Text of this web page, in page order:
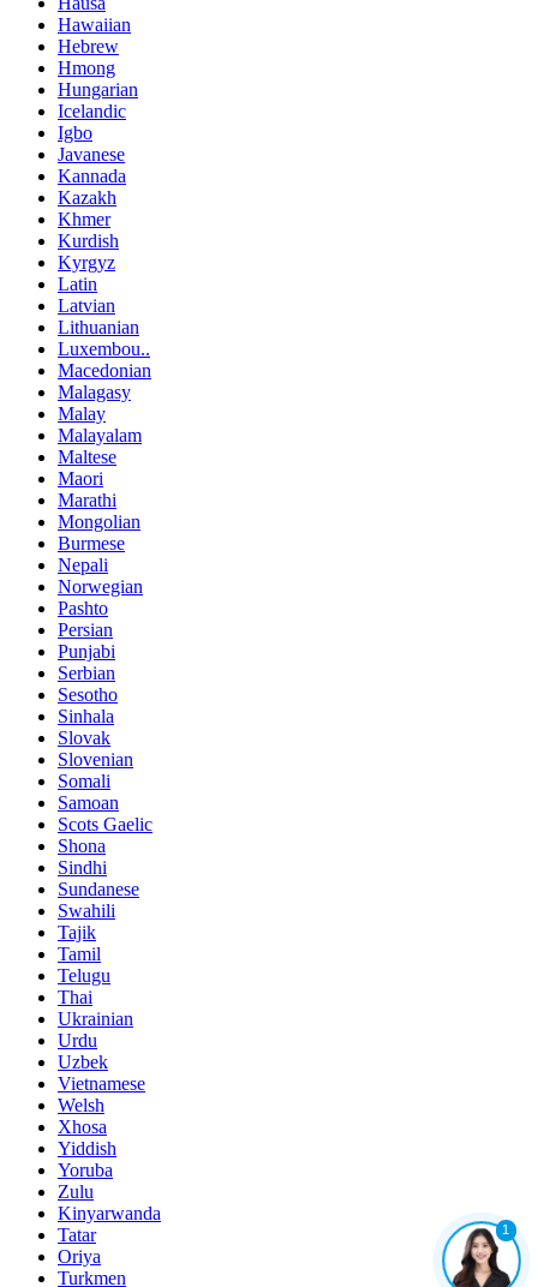
Hawaiian
Hebrew
Hmong
Hungarian
Icelandic
Igbo
Javanese
Kannada
Kazakh
Khmer
Kurdish
Kyrgyz
Latin
Latvian
Lithuanian
Luxembou..
Macedonian
Malagasy
Malay
Malayalam
Maltese
Maori
Marathi
Mongolian
Burmese
Nepali
Norwegian
Pashto
Persian
Punjabi
Serbian
Sesotho
Sinhala
Slovak
Slovenian
Somali
Samoan
Scots Gaelic
Shona
Sindhi
Sundanese
Swahili
Tajik
Tamil
Telugu
Thai
Ukrainian
Urdu
Uzbek
Vietnamese
Welsh
Xhosa
Yiddish
Yoruba
Zulu
Kinyarwanda
Tatar
Oriya
Turkmen
1